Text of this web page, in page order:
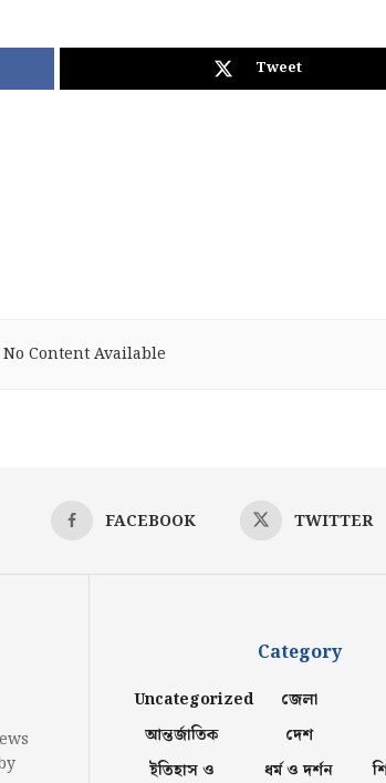
Tweet
No Content Available
FACEBOOK TWITTER
Category
Uncategorized
আন্তর্জাতিক
ইতিহাস ও
জেলা
দেশ
ধর্ম ও দর্শন